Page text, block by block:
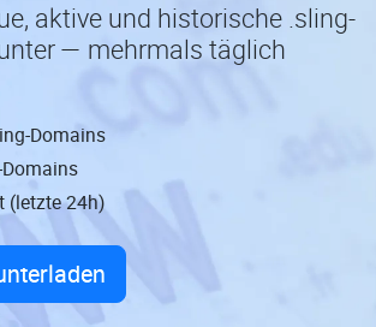
aktive und historische .sling-
— mehrmals täglich
Domains
(letzte 24h)